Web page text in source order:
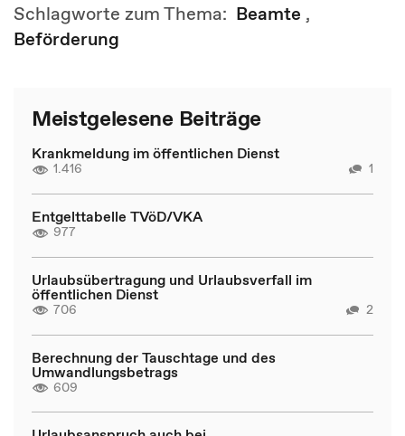
Schlagworte zum Thema: Beamte ,
Beförderung
Meistgelesene Beiträge
Krankmeldung im öffentlichen Dienst
1.416 1
Entgelttabelle TVöD/VKA
977
Urlaubsübertragung und Urlaubsverfall im
öffentlichen Dienst
706 2
Berechnung der Tauschtage und des
Umwandlungsbetrags
609